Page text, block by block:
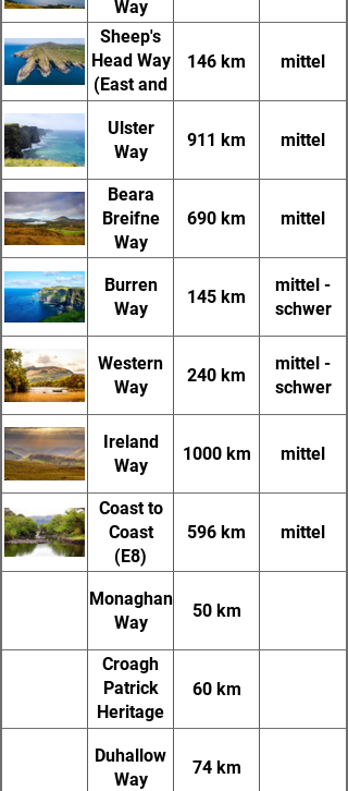
Way
Sheep's
Head Way
(East and
West)
146 km mittel
Ulster
Way
911 km mittel
Beara
Breifne
Way
690 km mittel
Burren
Way
145 km
mittel -
schwer
Western
Way
240 km
mittel -
schwer
Ireland
Way
1000 km mittel
Coast to
Coast
(E8)
596 km mittel
Monaghan
Way
50 km
Croagh
Patrick
Heritage
Trail
60 km
Duhallow
Way
74 km